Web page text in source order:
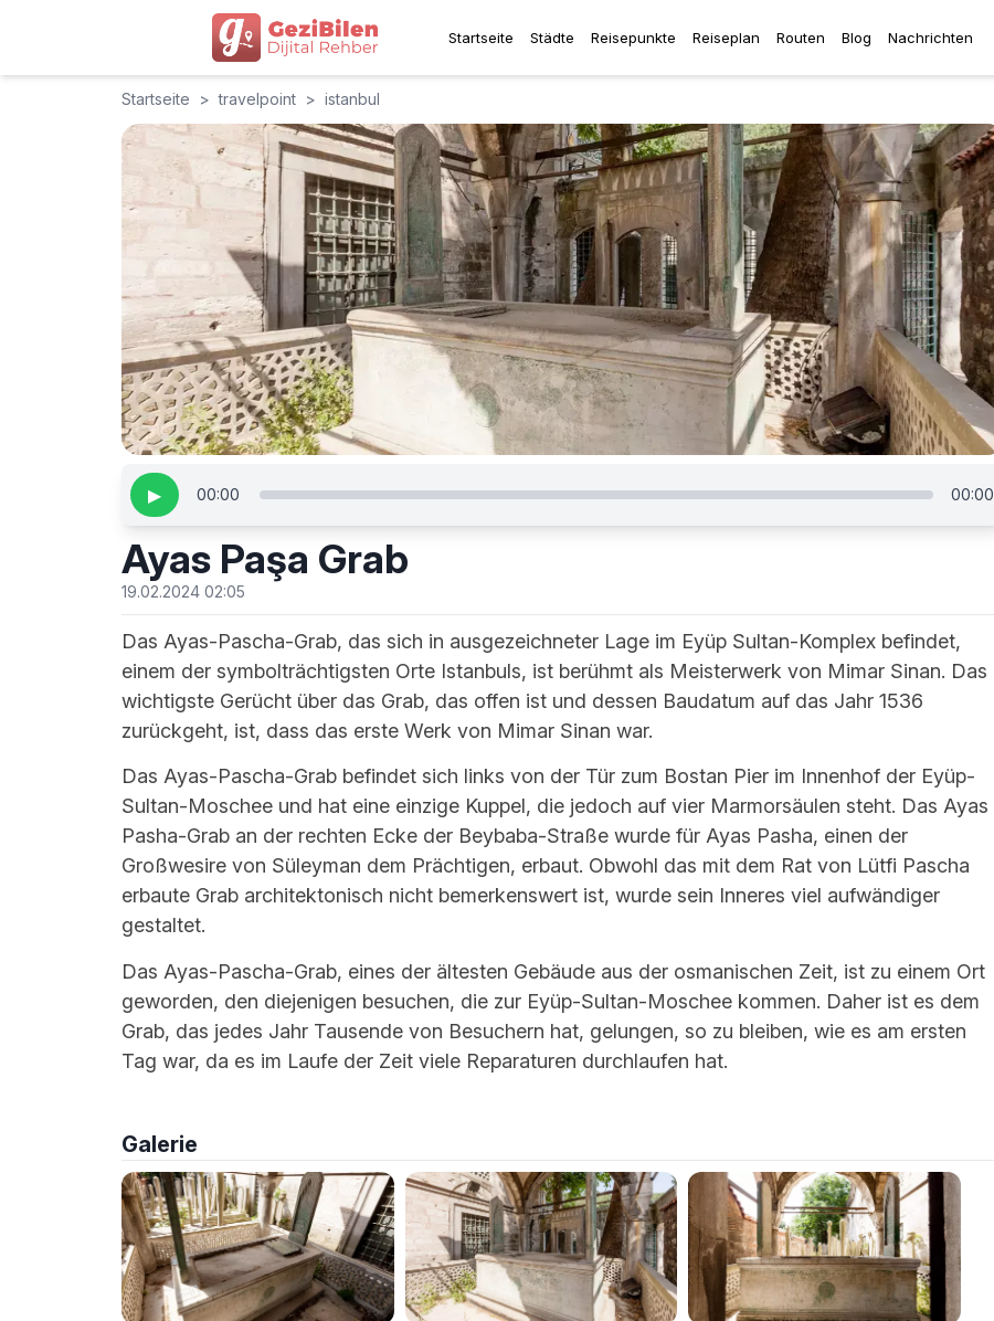
Startseite Städte Reisepunkte Reiseplan Routen Blog Nachrichten
Startseite > travelpoint > istanbul
▶ 00:00 00:00
Ayas Paşa Grab
19.02.2024 02:05
Das Ayas-Pascha-Grab, das sich in ausgezeichneter Lage im Eyüp Sultan-Komplex befindet,
einem der symbolträchtigsten Orte Istanbuls, ist berühmt als Meisterwerk von Mimar Sinan. Das
wichtigste Gerücht über das Grab, das offen ist und dessen Baudatum auf das Jahr 1536
zurückgeht, ist, dass das erste Werk von Mimar Sinan war.
Das Ayas-Pascha-Grab befindet sich links von der Tür zum Bostan Pier im Innenhof der Eyüp-
Sultan-Moschee und hat eine einzige Kuppel, die jedoch auf vier Marmorsäulen steht. Das Ayas
Pasha-Grab an der rechten Ecke der Beybaba-Straße wurde für Ayas Pasha, einen der
Großwesire von Süleyman dem Prächtigen, erbaut. Obwohl das mit dem Rat von Lütfi Pascha
erbaute Grab architektonisch nicht bemerkenswert ist, wurde sein Inneres viel aufwändiger
gestaltet.
Das Ayas-Pascha-Grab, eines der ältesten Gebäude aus der osmanischen Zeit, ist zu einem Ort
geworden, den diejenigen besuchen, die zur Eyüp-Sultan-Moschee kommen. Daher ist es dem
Grab, das jedes Jahr Tausende von Besuchern hat, gelungen, so zu bleiben, wie es am ersten
Tag war, da es im Laufe der Zeit viele Reparaturen durchlaufen hat.
Galerie